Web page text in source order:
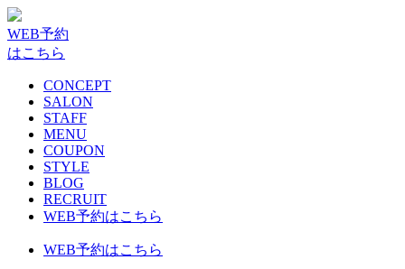
WEB予約
はこちら
CONCEPT
SALON
STAFF
MENU
COUPON
STYLE
BLOG
RECRUIT
WEB予約はこちら
WEB予約はこちら